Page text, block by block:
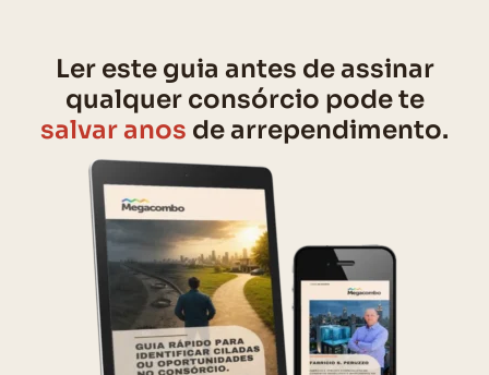
Ler este guia antes de assinar
qualquer consórcio pode te
salvar anos de arrependimento.